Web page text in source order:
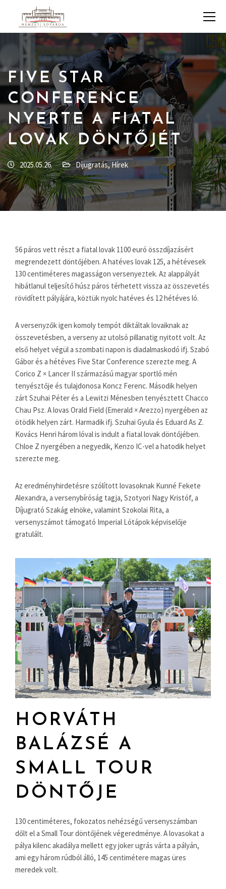
FIVE STAR
CONFERENCE
NYERTE A FIATAL
LOVAK DÖNTŐJÉT
2025.05.26. Díjugratás, Hírek
56 páros vett részt a fiatal lovak 1100 euró összdíjazásért
megrendezett döntőjében. A hatéves lovak 125, a hétévesek
130 centiméteres magasságon versenyeztek. Az alappályát
hibátlanul teljesítő húsz páros térhetett vissza az összevetés
rövidített pályájára, köztük nyolc hatéves és 12 hétéves ló.
A versenyzők igen komoly tempót diktáltak lovaiknak az
összevetésben, a verseny az utolsó pillanatig nyitott volt. Az
első helyet végül a szombati napon is diadalmaskodó ifj. Szabó
Gábor és a hétéves Five Star Conference szerezte meg. A
Corico Z × Lancer II származású magyar sportló mén
tenyésztője és tulajdonosa Koncz Ferenc. Második helyen
zárt Szuhai Péter és a Lewitzi Ménesben tenyésztett Chacco
Chau Psz. A lovas Orald Field (Emerald × Arezzo) nyergében az
ötödik helyen zárt. Harmadik ifj. Szuhai Gyula és Eduard As Z.
Kovács Henri három lóval is indult a fiatal lovak döntőjében.
Chloe Z nyergében a negyedik, Kenzo IC-vel a hatodik helyet
szerezte meg.
Az eredményhirdetésre szólított lovasoknak Kunné Fekete
Alexandra, a versenybíróság tagja, Szotyori Nagy Kristóf, a
Díjugrató Szakág elnöke, valamint Szokolai Rita, a
versenyszámot támogató Imperial Lótápok képviselője
gratulált.
HORVÁTH
BALÁZSÉ A
SMALL TOUR
DÖNTŐJE
130 centiméteres, fokozatos nehézségű versenyszámban
dőlt el a Small Tour döntőjének végeredménye. A lovasokat a
pálya kilenc akadálya mellett egy joker ugrás várta a pályán,
ami egy három rúdból álló, 145 centimétere magas üres
meredek volt.